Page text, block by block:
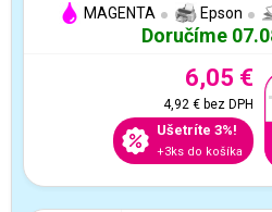
MAGENTA Epson
Doručíme
6,05 €
4,92 €bez DPH
Ušetríte 3%!
+3ks do košíka